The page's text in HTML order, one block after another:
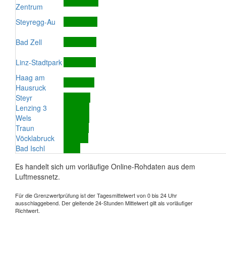
Zentrum
Steyregg-Au
Bad Zell
Linz-Stadtpark
Haag am
Hausruck
Steyr
Lenzing 3
Wels
Traun
Vöcklabruck
Bad Ischl
Es handelt sich um vorläufige Online-Rohdaten aus dem
Luftmessnetz.
Für die Grenzwertprüfung ist der Tagesmittelwert von 0 bis 24 Uhr
ausschlaggebend. Der gleitende 24-Stunden Mittelwert gilt als vorläufiger
Richtwert.